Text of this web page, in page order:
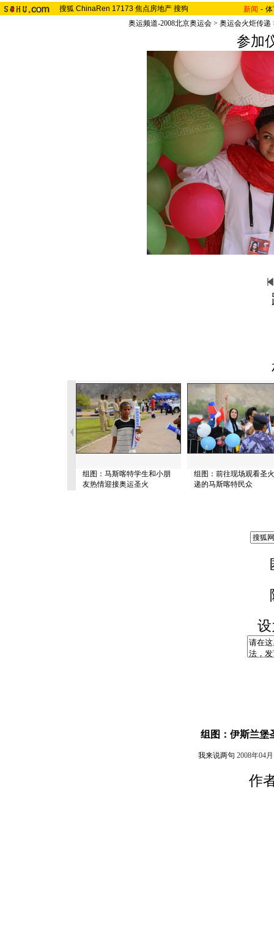
搜狐 ChinaRen 17173 焦点房地产 搜狗 新闻 -
奥运频道-2008北京奥运会> 奥运会火炬传递
参加
组图：马斯喀特学生和小朋
友热情迎接奥运圣火
组图：前往现场观看圣
递的马斯喀特民众
组图：伊斯兰堡
我来说两句 2008年04
作